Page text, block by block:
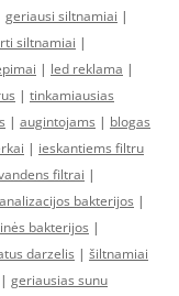
geriausi siltnamiai |
siltnamiai |
| led reklama |
| tinkamiausias
| augintojams | blogas
| ieskantiems filtru
filtrai |
bakterijos |
bakterijos |
darzelis | šiltnamiai
| geriausias sunu